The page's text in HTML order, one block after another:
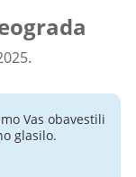
Vas obavestili
glasilo.